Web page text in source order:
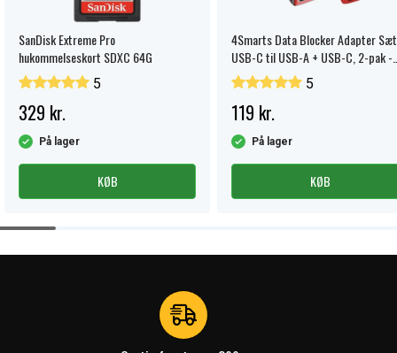
SanDisk Extreme Pro
hukommelseskort SDXC 64G
5
329 kr.
På lager
KØB
4Smarts Data Blocker Adapter Sæt
USB-C til USB-A + USB-C, 2-pak -
Sort
5
119 kr.
På lager
KØB